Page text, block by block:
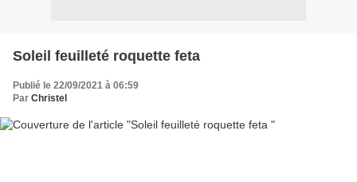
Soleil feuilleté roquette feta
Publié le 22/09/2021 à 06:59
Par Christel